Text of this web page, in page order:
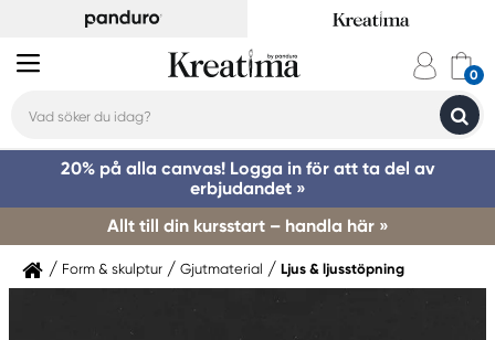
20% på alla canvas! Logga in för att ta del av
erbjudandet »
Allt till din kursstart – handla här »
Form & skulptur Gjutmaterial Ljus & ljusstöpning